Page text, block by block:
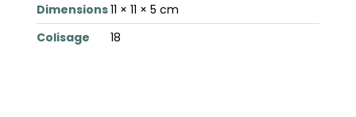
Dimensions11 × 11 × 5 cm
Colisage
18